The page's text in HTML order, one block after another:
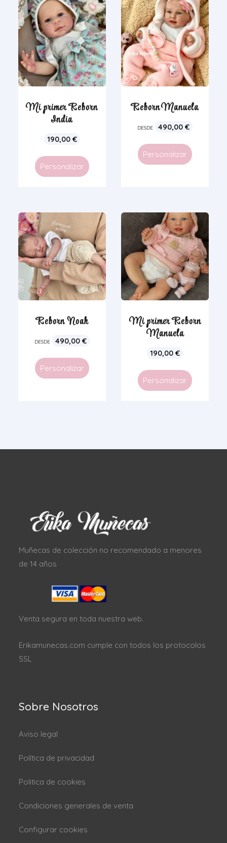
Mi primer Reborn
India
190,00 €
Personalizar
Reborn Manuela
DESDE 490,00€
Personalizar
Reborn Noah
DESDE 490,00 €
Personalizar
Mi primer Reborn
Manuela
190,00€
Personalizar
Muñecas de colección no recomendado a menores
de 14 años
Venta segura en toda nuestra web.
Erikamunecas.com cumple con todos los protocolos
SSL
Sobre Nosotros
Aviso legal
Política de privacidad
Politica de cookies
Condiciones generales de venta
Configurar cookies